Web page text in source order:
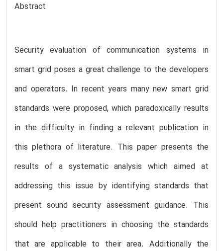
Abstract
Security evaluation of communication systems in
smart grid poses a great challenge to the developers
and operators. In recent years many new smart grid
standards were proposed, which paradoxically results
in the difficulty in finding a relevant publication in
this plethora of literature. This paper presents the
results of a systematic analysis which aimed at
addressing this issue by identifying standards that
present sound security assessment guidance. This
should help practitioners in choosing the standards
that are applicable to their area. Additionally the